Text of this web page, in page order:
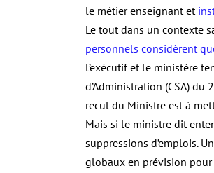
le métier enseignant et
Le tout dans un contexte
personnels considèrent
l’exécutif et le ministère
d’Administration (CSA)
recul du Ministre est à
Mais si le ministre dit
suppressions d’emplois.
globaux en prévision